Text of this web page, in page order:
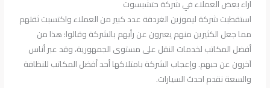
اراء بعض العملاء في شركة حتشبسوت
استقطبت شركة ليموزين الغردقة عدد كبير من العملاء واكتسبت ثقتهم
مما جعل الكثيرين منهم يعبرون عن رأيهم بالشركة وقالوا: هذا من
أفضل المكاتب لخدمات النقل على مستوى الجمهورية، وقد عبر أناس
آخرون عن حبهم. وإعجاب الشركة بامتلاكها أحد أفضل المكاتب للنظافة
والسعة نقدم احدث السيارات.